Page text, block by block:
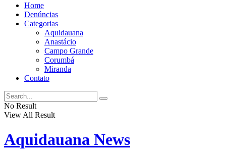
Home
Denúncias
Categorias
Aquidauana
Anastácio
Campo Grande
Corumbá
Miranda
Contato
No Result
View All Result
Aquidauana News